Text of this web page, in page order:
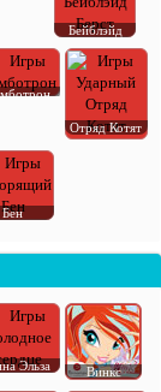
Бейблэйд
Отряд Котят
Бен
Эльза Винкс